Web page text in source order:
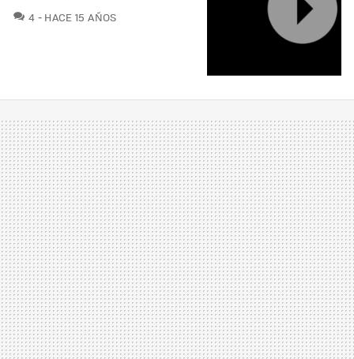
4 COMENTARIOS
HACE 15 AÑOS